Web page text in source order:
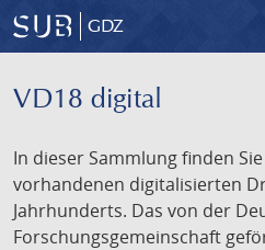
GDZ
VD18 digital
In dieser Sammlung finden
vorhandenen digitalisierten
Jahrhunderts. Das von der
Forschungsgemeinschaft